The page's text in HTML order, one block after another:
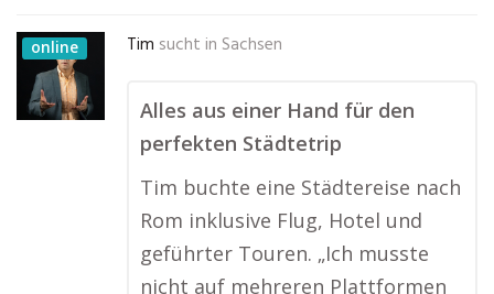
online Tim sucht in Sachsen
Alles aus einer Hand für den
perfekten Städtetrip
Tim buchte eine Städtereise nach
Rom inklusive Flug, Hotel und
geführter Touren. „Ich musste
nicht auf mehreren Plattformen